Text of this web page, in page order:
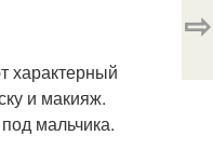
характерный
и макияж.
мальчика.
⇨